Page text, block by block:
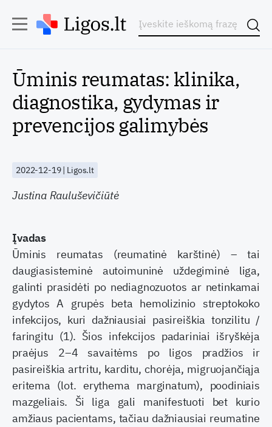
Ūminis reumatas: klinika,
diagnostika, gydymas ir
prevencijos galimybės
2022-12-19 | Ligos.lt
Justina Rauluševičiūtė
Įvadas
Ūminis reumatas (reumatinė karštinė) – tai
daugiasisteminė autoimuninė uždegiminė liga,
galinti prasidėti po nediagnozuotos ar netinkamai
gydytos A grupės beta hemolizinio streptokoko
infekcijos, kuri dažniausiai pasireiškia tonzilitu /
faringitu (1). Šios infekcijos padariniai išryškėja
praėjus 2–4 savaitėms po ligos pradžios ir
pasireiškia artritu, karditu, chorėja, migruojančiąja
eritema (lot. erythema marginatum), poodiniais
mazgeliais. Ši liga gali manifestuoti bet kurio
amžiaus pacientams, tačiau dažniausiai reumatine